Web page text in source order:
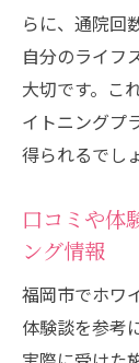
笑
択肢
福
る
注意点
事前
本
ク
らに、通院回
自分のライフ
大切です。こ
イトニングプ
得られるでし
口コミや体
ング情報
福岡市でホワ
体験談を参考